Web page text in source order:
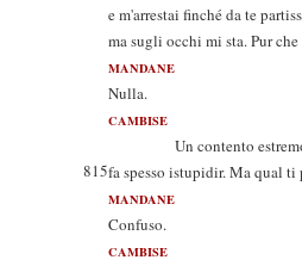
e m'arrestai finché da te
ma sugli occhi mi sta. Pur
MANDANE
Nulla.
CAMBISE
Un contento
815fa spesso istupidir. Ma qual ti
MANDANE
Confuso.
CAMBISE